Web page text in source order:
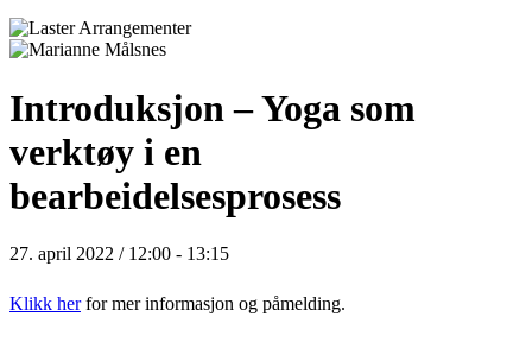
Introduksjon – Yoga som
verktøy i en
bearbeidelsesprosess
27. april 2022 / 12:00 - 13:15
Klikk herfor mer informasjon og påmelding.